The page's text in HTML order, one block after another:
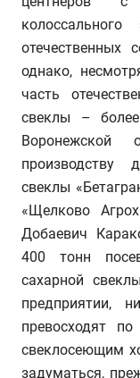
отечественных
однако,
часть
свеклы –
Воронежской
производству
свеклы
«Щелково
Добаевич
400 тонн
сахарной
предприятии,
превосходят
свеклосеющим
задуматься,